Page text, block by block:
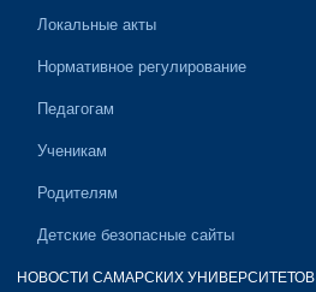
Локальные акты
Нормативное регулирование
Педагогам
Ученикам
Родителям
Детские безопасные сайты
НОВОСТИ САМАРСКИХ УНИВЕРСИТЕТОВ